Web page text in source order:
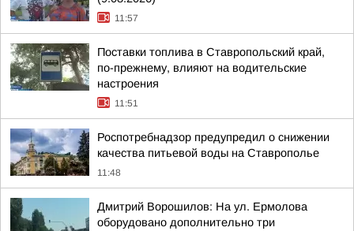
11:57
Поставки топлива в Ставропольский край,
по-прежнему, влияют на водительские
настроения
11:51
Роспотребнадзор предупредил о снижении
качества питьевой воды на Ставрополье
11:48
Дмитрий Ворошилов: На ул. Ермолова
оборудовано дополнительно три